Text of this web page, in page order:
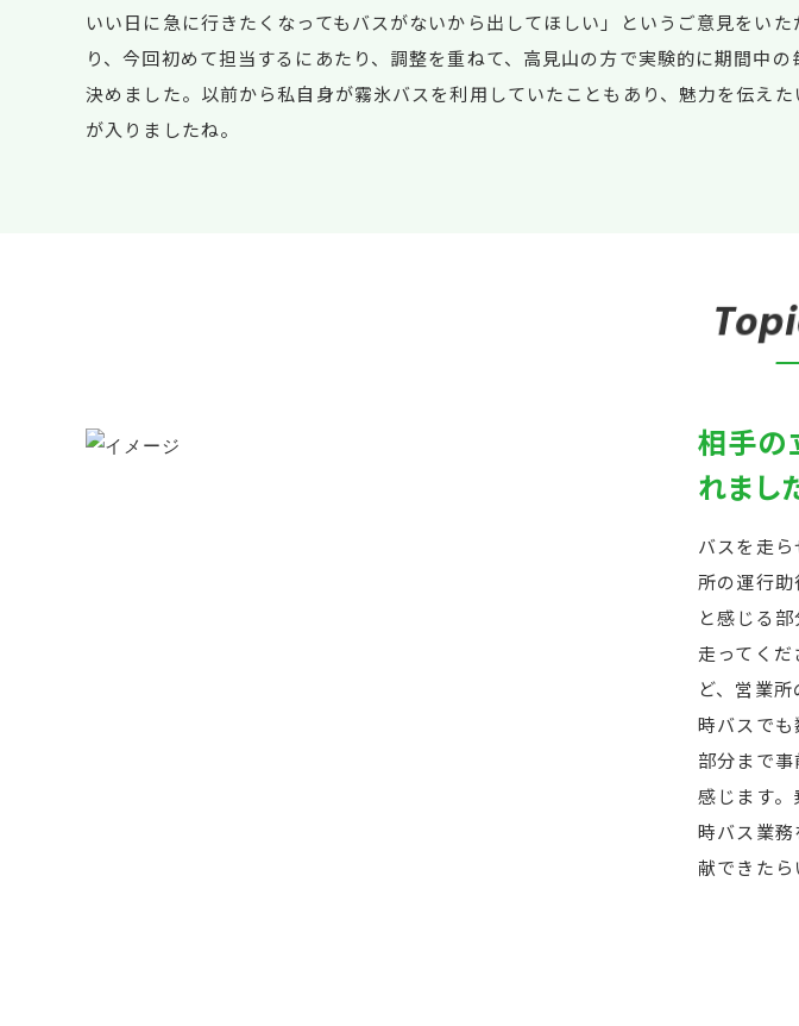
いい日に急に行きたくなってもバスがないから出してほしい」というご意見をいた
り、今回初めて担当するにあたり、調整を重ねて、高見山の方で実験的に期間中の
決めました。以前から私自身が霧氷バスを利用していたこともあり、魅力を伝えた
が入りましたね。
Top
相手の
れまし
バスを走
所の運行
と感じる
走ってく
ど、営業
時バスで
部分まで
感じます
時バス業
献できたら